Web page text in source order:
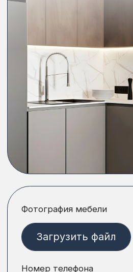
SKANDIFAM — сервис,
который оправдывает
ожидания
Гарантия 12
месяцев